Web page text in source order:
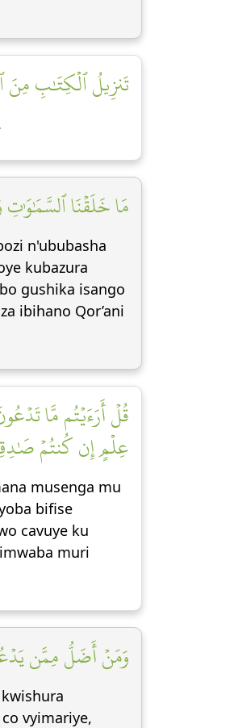
تَنزِيلُ ٱلۡكِتَٰبِ مِنَ
مَا خَلَقۡنَا ٱلسَّمَٰوَٰتِ
n'ububasha
kubazura
gushika isango
ibihano Qor’ani
قُلۡ أَرَءَيۡتُم مَّا
عِلۡمٍ إِن كُنتُمۡ
musenga mu
bifise
cavuye ku
muri
وَمَنۡ أَضَلُّ مِمَّن
vyimariye,